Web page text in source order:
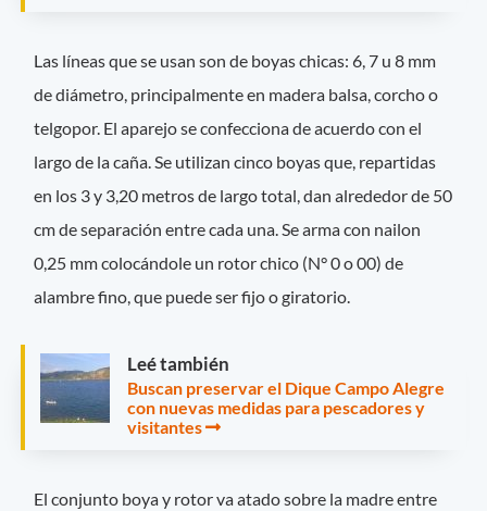
Las líneas que se usan son de boyas chicas: 6, 7 u 8 mm
de diámetro, principalmente en madera balsa, corcho o
telgopor. El aparejo se confecciona de acuerdo con el
largo de la caña. Se utilizan cinco boyas que, repartidas
en los 3 y 3,20 metros de largo total, dan alrededor de 50
cm de separación entre cada una. Se arma con nailon
0,25 mm colocándole un rotor chico (N° 0 o 00) de
alambre fino, que puede ser fijo o giratorio.
Leé también
Buscan preservar el Dique Campo Alegre
con nuevas medidas para pescadores y
visitantes
El conjunto boya y rotor va atado sobre la madre entre